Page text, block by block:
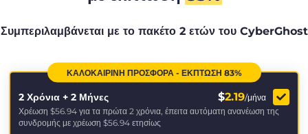
Συμπεριλαμβάνεται με το πακέτο 2 ετών του CyberGhost
ΚΑΛΟΚΑΙΡΙΝΉ ΠΡΟΣΦΟΡΆ - ΈΚΠΤΩΣΗ 83%
2 Χρόνια + 2 Μήνες $2.19/μήνα
Χρέωση $56.94 για τα πρώτα 2 χρόνια, έπειτα αυτόματη ανανέωση της
συνδρομής με χρέωση $56.94 ετησίως